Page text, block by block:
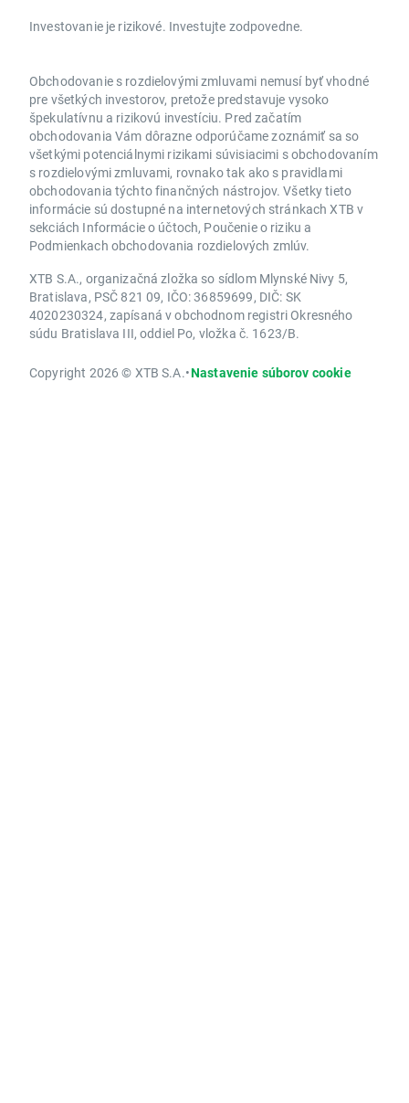
Investovanie je rizikové. Investujte zodpovedne.
Obchodovanie s rozdielovými zmluvami nemusí byť vhodné
pre všetkých investorov, pretože predstavuje vysoko
špekulatívnu a rizikovú investíciu. Pred začatím
obchodovania Vám dôrazne odporúčame zoznámiť sa so
všetkými potenciálnymi rizikami súvisiacimi s obchodovaním
s rozdielovými zmluvami, rovnako tak ako s pravidlami
obchodovania týchto finančných nástrojov. Všetky tieto
informácie sú dostupné na internetových stránkach XTB v
sekciách Informácie o účtoch, Poučenie o riziku a
Podmienkach obchodovania rozdielových zmlúv.
XTB S.A., organizačná zložka so sídlom Mlynské Nivy 5,
Bratislava, PSČ 821 09, IČO: 36859699, DIČ: SK
4020230324, zapísaná v obchodnom registri Okresného
súdu Bratislava III, oddiel Po, vložka č. 1623/B.
Copyright 2026 © XTB S.A.•Nastavenie súborov cookie